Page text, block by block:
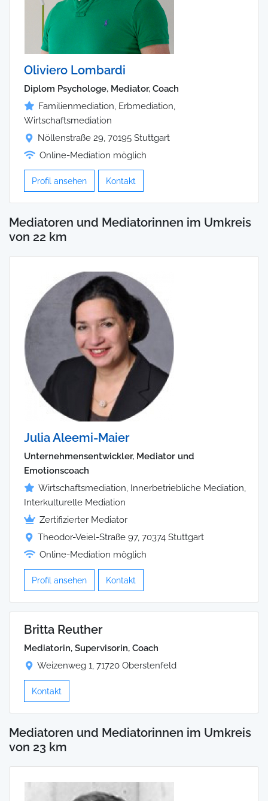
Oliviero Lombardi
Diplom Psychologe, Mediator, Coach
Familienmediation, Erbmediation,
Wirtschaftsmediation
Nöllenstraße 29, 70195 Stuttgart
Online-Mediation möglich
Profil ansehen Kontakt
Mediatoren und Mediatorinnen im Umkreis
von 22 km
Julia Aleemi-Maier
Unternehmensentwickler, Mediator und
Emotionscoach
Wirtschaftsmediation, Innerbetriebliche Mediation,
Interkulturelle Mediation
Zertifizierter Mediator
Theodor-Veiel-Straße 97, 70374 Stuttgart
Online-Mediation möglich
Profil ansehen Kontakt
Britta Reuther
Mediatorin, Supervisorin, Coach
Weizenweg 1, 71720 Oberstenfeld
Kontakt
Mediatoren und Mediatorinnen im Umkreis
von 23 km